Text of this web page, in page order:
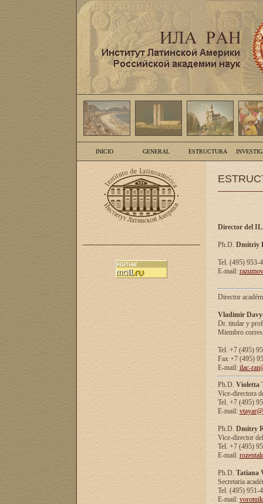
INICIO GENERAL ESTRUCTURA
Director del
Ph.D. Dmitriy
Tel. (495) 953-
E-mail:
Director
Vladimir
Dr. titular y
Miembro
Tel. +7 (495)
Fax +7 (495)
E-mail: ilac-
Ph.D. Violetta
Vice-directora
Tel. +7 (495)
E-mail:
Ph.D. Dmitry
Vice-director
Tel. +7 (495)
E-mail:
Ph.D. Tatiana
Secretaria
Tel. (495) 951-
E-mail: